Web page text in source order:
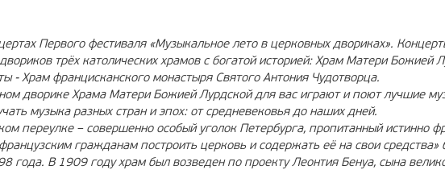
Первого фестиваля «Музыкальное лето в церковных двориках».
трёх католических храмов с богатой историей: Храм Матери Божией
- Храм францисканского монастыря Святого Антония Чудотворца.
дворике Храма Матери Божией Лурдской для вас играют и поют лучшие
музыка разных стран и эпох: от средневековья до наших дней.
переулке – совершенно особый уголок Петербурга, пропитанный истинно
гражданам построить церковь и содержать её на свои средства»
года. В 1909 году храм был возведен по проекту Леонтия Бенуа, сына